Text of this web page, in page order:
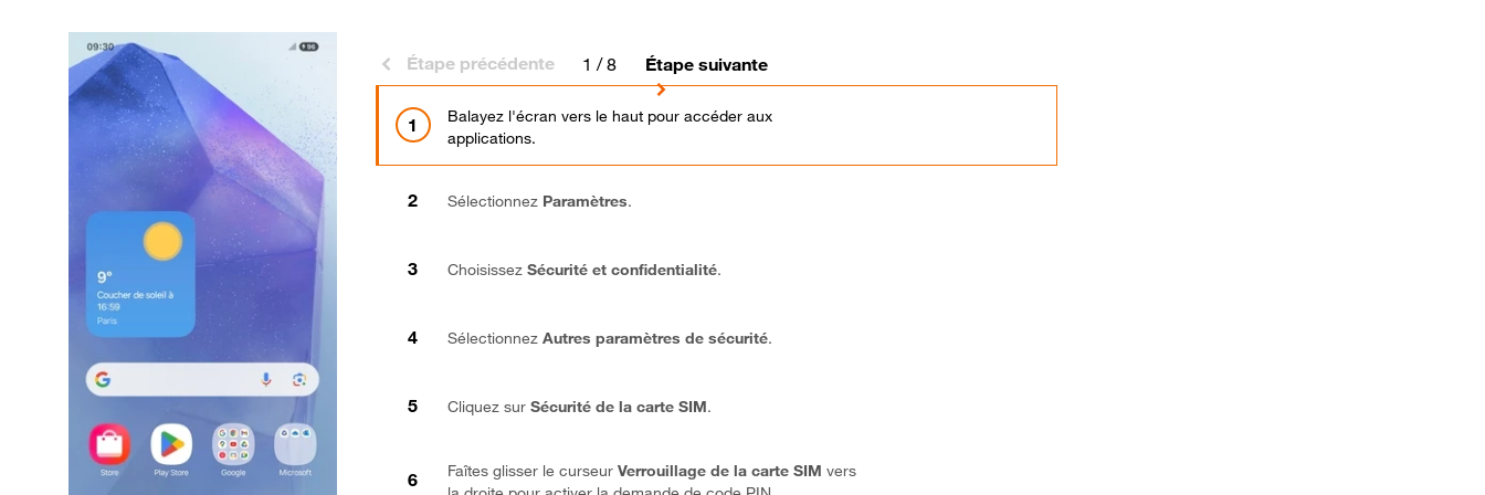
Étape précédente 1 / 8 Étape suivante
Balayez l'écran vers le haut pour accéder aux
applications.
Sélectionnez Paramètres.
Choisissez Sécurité et confidentialité.
Sélectionnez Autres paramètres de sécurité.
Cliquez sur Sécurité de la carte SIM.
Faîtes glisser le curseur Verrouillage de la carte SIM vers